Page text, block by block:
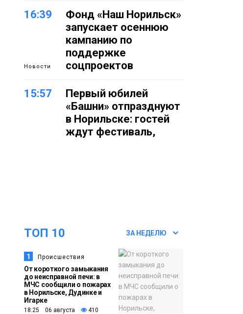
16:39
Новости
Фонд «Наш Норильск»
запускает осеннюю
кампанию по
поддержке
соцпроектов
15:57
Первый юбилей
«Башни» отпразднуют
в Норильске: гостей
ждут фестиваль,
14:36
Плато
Путорана
На плато Путорана
создадут систему
наблюдения за вечной
мерзлотой и очистят
территорию от мусора
ТОП 10 ЗА НЕДЕЛЮ
1 Происшествия
От короткого замыкания
до неисправной печи: в
МЧС сообщили о пожарах
в Норильске, Дудинке и
Игарке
18:25 06 августа 410